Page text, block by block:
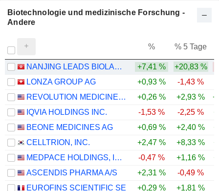
Biotechnologie und medizinische Forschung -
Andere
% % 5 Tage
NANJING LEADS BIOLABS CO., LTD. +7,41 % +20,83 %
LONZA GROUP AG
+0,93 % -1,43 %
REVOLUTION MEDICINES, INC.
+0,26 % +2,93 %
IQVIA HOLDINGS INC.
-1,53 % -2,25 %
BEONE MEDICINES AG
+0,69 % +2,40 %
CELLTRION, INC.
+2,47 % +8,33 %
MEDPACE HOLDINGS, INC.
-0,47 % +1,16 %
ASCENDIS PHARMA A/S
+2,31 %
-0,49 %
EUROFINS SCIENTIFIC SE
+0,29 % +1,81 %